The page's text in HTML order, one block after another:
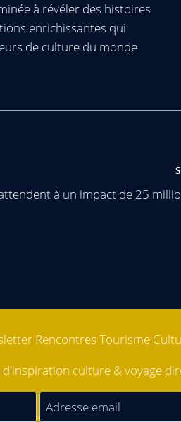
à révéler des histoires
enrichissantes qui
de culture du monde
à un impact de 25
Rencontres Tourisme
d'inspiration culture & voyage